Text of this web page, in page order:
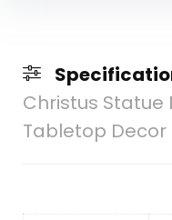
Christus Statue
Tabletop